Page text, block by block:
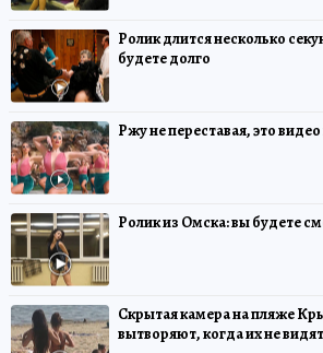
Ролик длится несколько
будете долго
Ржу не переставая, это
Ролик из Омска: вы будете
Скрытая камера на пляже
вытворяют, когда их не